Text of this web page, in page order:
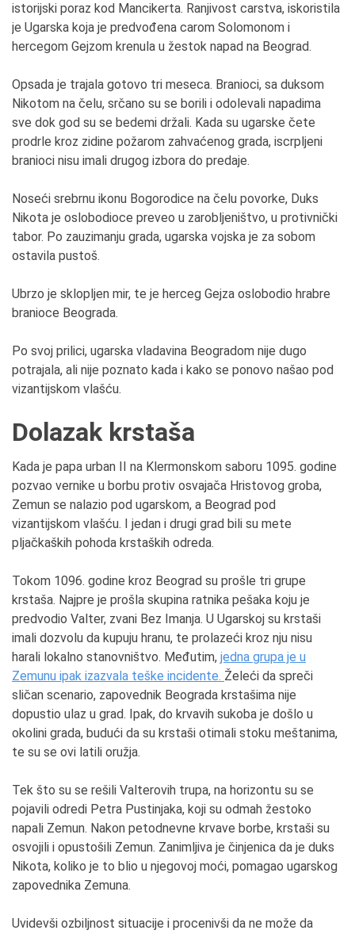
istorijski poraz kod Mancikerta. Ranjivost carstva, iskoristila
je Ugarska koja je predvođena carom Solomonom i
hercegom Gejzom krenula u žestok napad na Beograd.
Opsada je trajala gotovo tri meseca. Branioci, sa duksom
Nikotom na čelu, srčano su se borili i odolevali napadima
sve dok god su se bedemi držali. Kada su ugarske čete
prodrle kroz zidine požarom zahvaćenog grada, iscrpljeni
branioci nisu imali drugog izbora do predaje.
Noseći srebrnu ikonu Bogorodice na čelu povorke, Duks
Nikota je oslobodioce preveo u zarobljeništvo, u protivnički
tabor. Po zauzimanju grada, ugarska vojska je za sobom
ostavila pustoš.
Ubrzo je sklopljen mir, te je herceg Gejza oslobodio hrabre
branioce Beograda.
Po svoj prilici, ugarska vladavina Beogradom nije dugo
potrajala, ali nije poznato kada i kako se ponovo našao pod
vizantijskom vlašću.
Dolazak krstaša
Kada je papa urban II na Klermonskom saboru 1095. godine
pozvao vernike u borbu protiv osvajača Hristovog groba,
Zemun se nalazio pod ugarskom, a Beograd pod
vizantijskom vlašću. I jedan i drugi grad bili su mete
pljačkaških pohoda krstaških odreda.
Tokom 1096. godine kroz Beograd su prošle tri grupe
krstaša. Najpre je prošla skupina ratnika pešaka koju je
predvodio Valter, zvani Bez Imanja. U Ugarskoj su krstaši
imali dozvolu da kupuju hranu, te prolazeći kroz nju nisu
harali lokalno stanovništvo. Međutim, jedna grupa je u
Zemunu ipak izazvala teške incidente. Želeći da spreči
sličan scenario, zapovednik Beograda krstašima nije
dopustio ulaz u grad. Ipak, do krvavih sukoba je došlo u
okolini grada, budući da su krstaši otimali stoku meštanima,
te su se ovi latili oružja.
Tek što su se rešili Valterovih trupa, na horizontu su se
pojavili odredi Petra Pustinjaka, koji su odmah žestoko
napali Zemun. Nakon petodnevne krvave borbe, krstaši su
osvojili i opustošili Zemun. Zanimljiva je činjenica da je duks
Nikota, koliko je to blio u njegovoj moći, pomagao ugarskog
zapovednika Zemuna.
Uvidevši ozbiljnost situacije i procenivši da ne može da